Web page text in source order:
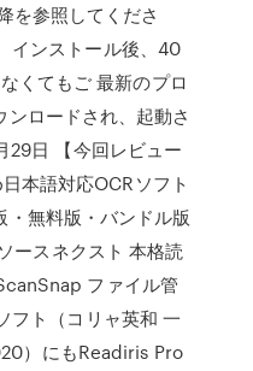
を参照してくださ
インストール後、40
くてもご 最新のプロ
ロードされ、起動さ
日 【今回レビュー
本語対応OCRソフト
無料版・バンドル版
ースネクスト 本格読
ファイル管
フト（コリャ英和 一
）にもReadiris Pro